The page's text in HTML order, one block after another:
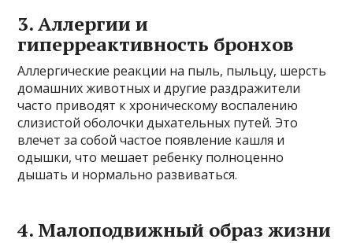
3. Аллергии и
гиперреактивность бронхов
Аллергические реакции на пыль, пыльцу, шерсть
домашних животных и другие раздражители
часто приводят к хроническому воспалению
слизистой оболочки дыхательных путей. Это
влечет за собой частое появление кашля и
одышки, что мешает ребенку полноценно
дышать и нормально развиваться.
4. Малоподвижный образ жизни